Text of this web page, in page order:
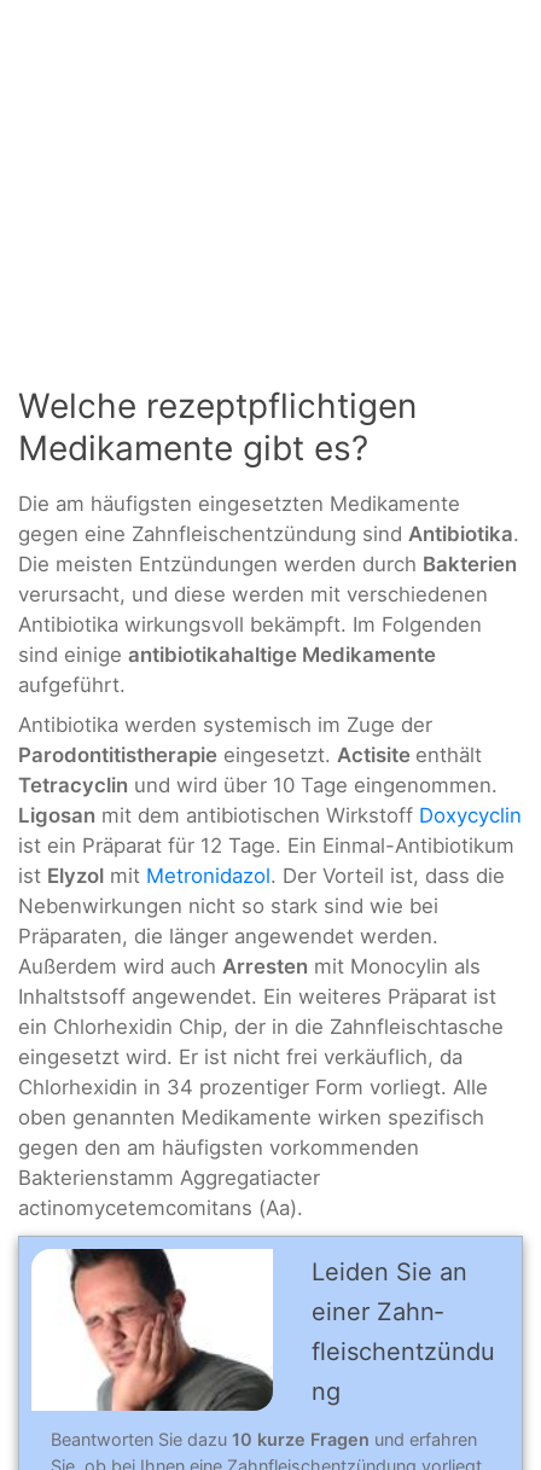
Welche rezeptpflichtigen
Medikamente gibt es?
Die am häufigsten eingesetzten Medikamente
gegen eine Zahnfleischentzündung sind Antibiotika.
Die meisten Entzündungen werden durch Bakterien
verursacht, und diese werden mit verschiedenen
Antibiotika wirkungsvoll bekämpft. Im Folgenden
sind einige antibiotikahaltige Medikamente
aufgeführt.
Antibiotika werden systemisch im Zuge der
Parodontitistherapie eingesetzt. Actisite enthält
Tetracyclin und wird über 10 Tage eingenommen.
Ligosan mit dem antibiotischen Wirkstoff Doxycyclin
ist ein Präparat für 12 Tage. Ein Einmal-Antibiotikum
ist Elyzol mit Metronidazol. Der Vorteil ist, dass die
Nebenwirkungen nicht so stark sind wie bei
Präparaten, die länger angewendet werden.
Außerdem wird auch Arresten mit Monocylin als
Inhaltstsoff angewendet. Ein weiteres Präparat ist
ein Chlorhexidin Chip, der in die Zahnfleischtasche
eingesetzt wird. Er ist nicht frei verkäuflich, da
Chlorhexidin in 34 prozentiger Form vorliegt. Alle
oben genannten Medikamente wirken spezifisch
gegen den am häufigsten vorkommenden
Bakterienstamm Aggregatiacter
actinomycetemcomitans (Aa).
Leiden Sie an
einer Zahn­
fleischentzündu
ng
Beantworten Sie dazu 10 kurze Fragen und erfahren